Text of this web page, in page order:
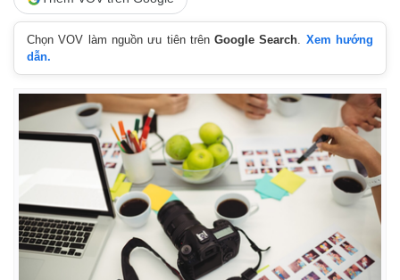
Bất động sản
Khởi nghiệp
Giá vàng
Tiêu dùng
Tỷ giá
Chứng khoán
Giá cà phê
Chọn VOV làm nguồn ưu tiên trênGoogle Search. Xem hướng
dẫn.